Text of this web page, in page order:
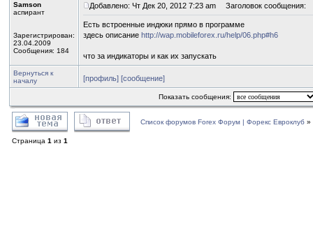
Samson
аспирант
Зарегистрирован:
23.04.2009
Сообщения: 184
Добавлено: Чт Дек 20, 2012 7:23 am Заголовок сообщения:
Есть встроенные индюки прямо в программе
здесь описание http://wap.mobileforex.ru/help/06.php#h6
что за индикаторы и как их запускать
Вернуться к
началу
[профиль] [сообщение]
Показать сообщения:
Список форумов Forex Форум | Форекс Евроклуб »
Страница 1 из 1